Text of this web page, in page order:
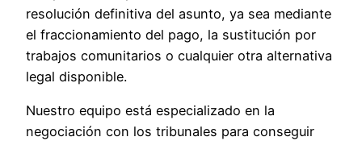
resolución definitiva del asunto, ya sea mediante
el fraccionamiento del pago, la sustitución por
trabajos comunitarios o cualquier otra alternativa
legal disponible.
Nuestro equipo está especializado en la
negociación con los tribunales para conseguir